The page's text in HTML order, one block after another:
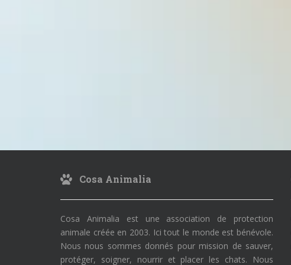
Cosa Animalia
Cosa Animalia est une association de protection
animale créée en 2003. Ici tout le monde est bénévole.
Nous nous sommes donnés pour mission de sauver,
protéger, soigner, nourrir et placer les chats. Nous